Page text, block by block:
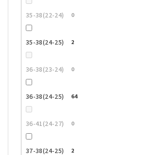
35-38(22-24) 0
35-38(24-25) 2
36-38(23-24) 0
36-38(24-25) 64
36-41(24-27) 0
37-38(24-25) 2